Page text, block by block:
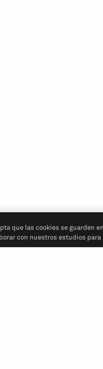
que las cookies se guarden
con nuestros estudios